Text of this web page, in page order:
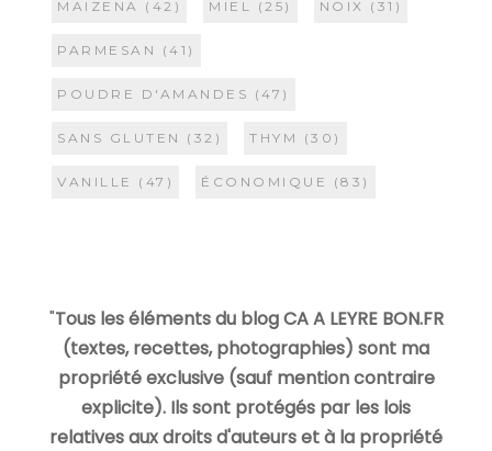
MAIZENA (42) MIEL (25) NOIX (31)
PARMESAN (41)
POUDRE D'AMANDES (47)
SANS GLUTEN (32) THYM (30)
VANILLE (47) ÉCONOMIQUE (83)
"Tous les éléments du blog CA A LEYRE BON.FR
(textes, recettes, photographies) sont ma
propriété exclusive (sauf mention contraire
explicite). Ils sont protégés par les lois
relatives aux droits d'auteurs et à la propriété